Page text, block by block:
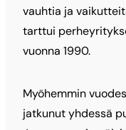
vauhtia ja
tarttui
vuonna 1990.
Myöhemmin
jatkunut yhdessä